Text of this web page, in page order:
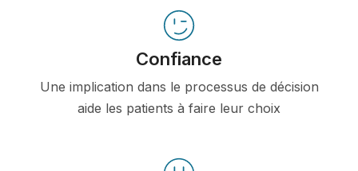
Confiance
Une implication dans le processus de décision
aide les patients à faire leur choix